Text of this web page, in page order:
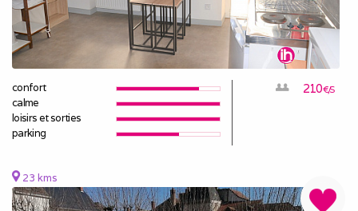
confort
calme
loisirs et sorties
parking
210€/S
23 kms